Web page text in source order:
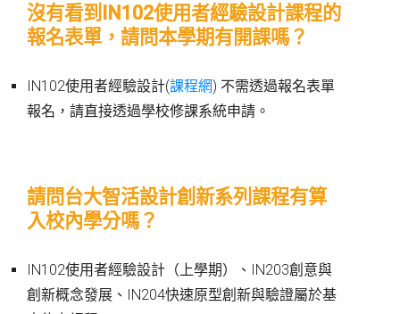
沒有看到IN102使用者經驗設計課程的
報名表單，請問本學期有開課嗎？
IN102使用者經驗設計(課程網) 不需透過報名表單
報名，請直接透過學校修課系統申請。
請問台大智活設計創新系列課程有算
入校內學分嗎？
IN102使用者經驗設計（上學期）、IN203創意與
創新概念發展、IN204快速原型創新與驗證屬於基